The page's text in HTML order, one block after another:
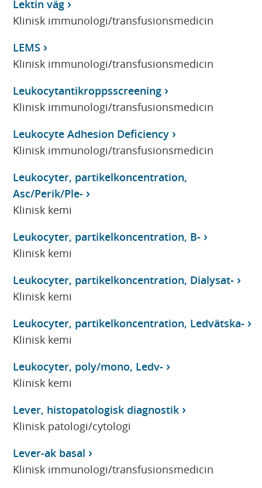
Lektin väg
Klinisk immunologi/transfusionsmedicin
LEMS
Klinisk immunologi/transfusionsmedicin
Leukocytantikroppsscreening
Klinisk immunologi/transfusionsmedicin
Leukocyte Adhesion Deficiency
Klinisk immunologi/transfusionsmedicin
Leukocyter, partikelkoncentration,
Asc/Perik/Ple-
Klinisk kemi
Leukocyter, partikelkoncentration, B-
Klinisk kemi
Leukocyter, partikelkoncentration, Dialysat-
Klinisk kemi
Leukocyter, partikelkoncentration, Ledvätska-
Klinisk kemi
Leukocyter, poly/mono, Ledv-
Klinisk kemi
Lever, histopatologisk diagnostik
Klinisk patologi/cytologi
Lever-ak basal
Klinisk immunologi/transfusionsmedicin